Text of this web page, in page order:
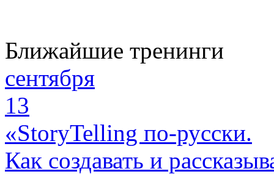
Ближайшие тренинги
сентября
13
«StoryTelling по-русски.
Как создавать и